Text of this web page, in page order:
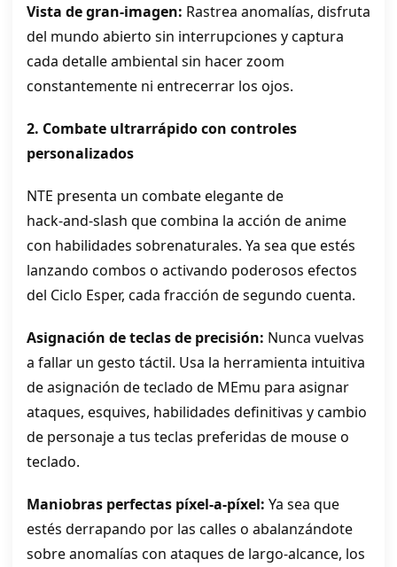
Vista de gran‑imagen: Rastrea anomalías, disfruta
del mundo abierto sin interrupciones y captura
cada detalle ambiental sin hacer zoom
constantemente ni entrecerrar los ojos.
2. Combate ultrarrápido con controles
personalizados
NTE presenta un combate elegante de
hack‑and‑slash que combina la acción de anime
con habilidades sobrenaturales. Ya sea que estés
lanzando combos o activando poderosos efectos
del Ciclo Esper, cada fracción de segundo cuenta.
Asignación de teclas de precisión: Nunca vuelvas
a fallar un gesto táctil. Usa la herramienta intuitiva
de asignación de teclado de MEmu para asignar
ataques, esquives, habilidades definitivas y cambio
de personaje a tus teclas preferidas de mouse o
teclado.
Maniobras perfectas píxel‑a‑píxel: Ya sea que
estés derrapando por las calles o abalanzándote
sobre anomalías con ataques de largo‑alcance, los